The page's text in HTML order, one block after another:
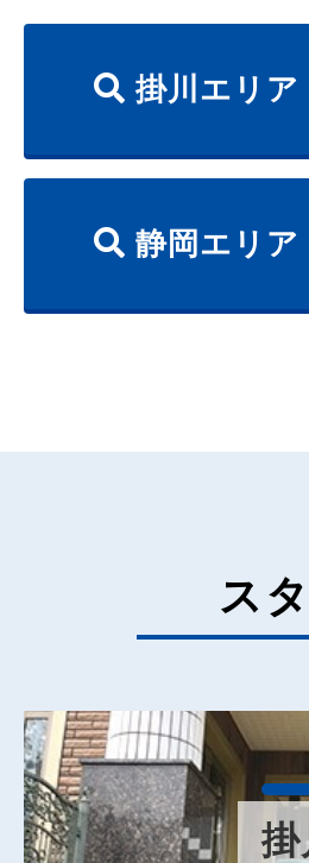
掛川エリア
静岡エリア
ス